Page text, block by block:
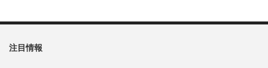
注目情報